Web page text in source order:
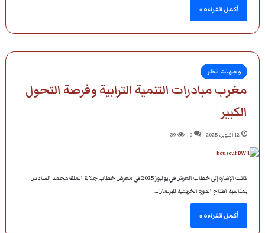
أكمل القراءة »
وجهات نظر
مغرب مبادرات التنمية الترابية وفرصة التحول
الكبير
12 أكتوبر، 2025 0
39
كانت الإشارة إلى خطاب العرش في يوليوز 2025 في معرض خطاب جلالة الملك محمد السادس
بمناسبة افتتاح الدورة الخريفية للبرلمان…
أكمل القراءة »